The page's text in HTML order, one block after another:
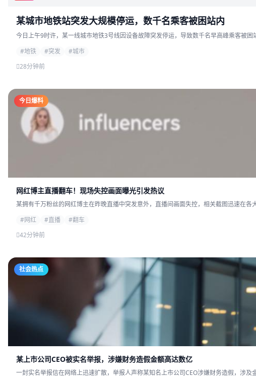
某城市地铁站突发大规模停运，数千名乘客被困站内
今日上午9时许，某一线城市地铁3号线因设备故障突发停运，导致数千名早高峰乘客被
#地铁
#突发
#城市
28分钟前
今日爆料
网红博主直播翻车！现场失控画面曝光引发热议
某拥有千万粉丝的网红博主在昨晚直播中突发意外，直播间画面失控，相关截图迅速在各
#网红
#直播
#翻车
42分钟前
社会热点
某上市公司CEO被实名举报，涉嫌财务造假金额高达数亿
一封实名举报信在网络上迅速扩散，举报人声称某知名上市公司CEO涉嫌财务造假，涉及